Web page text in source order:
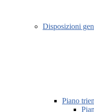
Disposizioni
Piano